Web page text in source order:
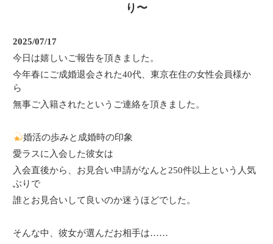
り〜
2025/07/17
今日は嬉しいご報告を頂きました。
今年春にご成婚退会された40代、東京在住の女性会員様か
ら
無事ご入籍されたというご連絡を頂きました。
婚活の歩みと成婚時の印象
愛ラスに入会した彼女は
入会直後から、お見合い申請がなんと250件以上という人気
ぶりで
誰とお見合いして良いのか迷うほどでした。
そんな中、彼女が選んだお相手は……